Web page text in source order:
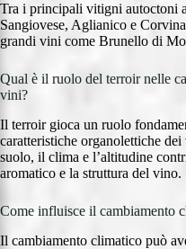
Tra i principali vitigni autoctoni
Sangiovese, Aglianico e
grandi vini come Brunello di
Qual è il ruolo del terroir nelle
vini?
Il terroir gioca un ruolo
caratteristiche organolettiche
suolo, il clima e l’altitudine
aromatico e la struttura del vino.
Come influisce il cambiamento
Il cambiamento climatico può